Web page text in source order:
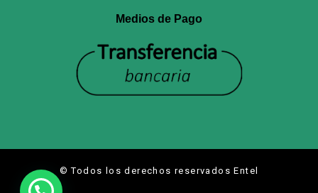
Medios de Pago
© Todos los derechos reservados Entel